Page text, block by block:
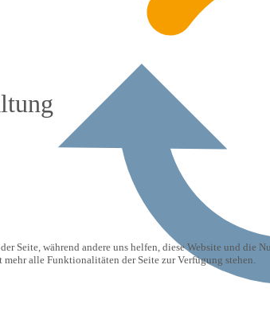
Seite, während andere uns helfen, diese Website und die
alle Funktionalitäten der Seite zur Verfügung stehen.